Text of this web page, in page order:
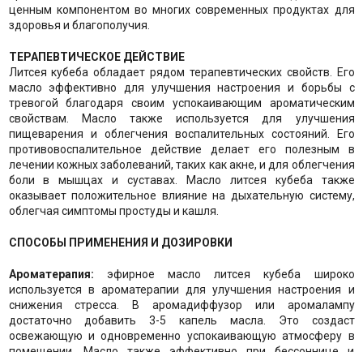
ценным компонентом во многих современных продуктах для
здоровья и благополучия.
ТЕРАПЕВТИЧЕСКОЕ ДЕЙСТВИЕ
Литсея кубеба обладает рядом терапевтических свойств. Его
масло эффективно для улучшения настроения и борьбы с
тревогой благодаря своим успокаивающим ароматическим
свойствам. Масло также используется для улучшения
пищеварения и облегчения воспалительных состояний. Его
противовоспалительное действие делает его полезным в
лечении кожных заболеваний, таких как акне, и для облегчения
боли в мышцах и суставах. Масло литсея кубеба также
оказывает положительное влияние на дыхательную систему,
облегчая симптомы простуды и кашля.
СПОСОБЫ ПРИМЕНЕНИЯ И ДОЗИРОВКИ
Ароматерапия: эфирное масло литсея кубеба широко
используется в ароматерапии для улучшения настроения и
снижения стресса. В аромадиффузор или аромалампу
достаточно добавить 3-5 капель масла. Это создаст
освежающую и одновременно успокаивающую атмосферу в